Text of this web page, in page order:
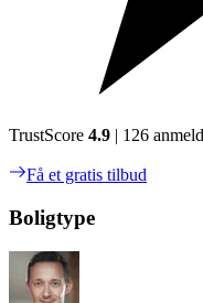
TrustScore 4.9 | 126
Få et gratis tilbud
Boligtype